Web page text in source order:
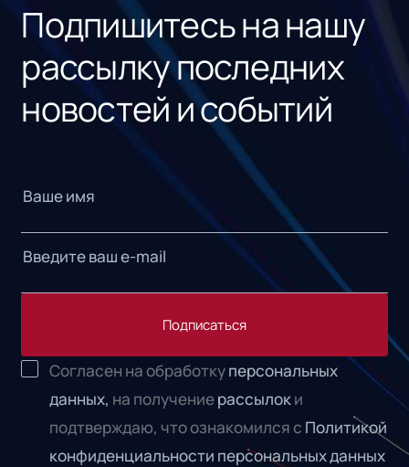
Подпишитесь на нашу
рассылку последних
новостей и событий
Подписаться
Согласен на обработкуперсональных
данных, на получениерассылок и
подтверждаю, что ознакомился с Политикой
конфиденциальности персональных данных